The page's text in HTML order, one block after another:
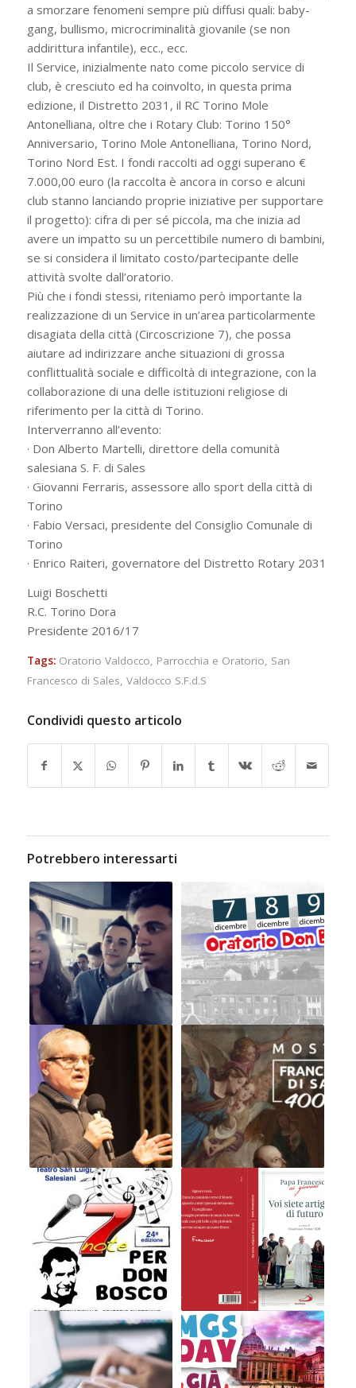
a smorzare fenomeni sempre più diffusi quali: baby-
gang, bullismo, microcriminalità giovanile (se non
addirittura infantile), ecc., ecc.
Il Service, inizialmente nato come piccolo service di
club, è cresciuto ed ha coinvolto, in questa prima
edizione, il Distretto 2031, il RC Torino Mole
Antonelliana, oltre che i Rotary Club: Torino 150°
Anniversario, Torino Mole Antonelliana, Torino Nord,
Torino Nord Est. I fondi raccolti ad oggi superano €
7.000,00 euro (la raccolta è ancora in corso e alcuni
club stanno lanciando proprie iniziative per supportare
il progetto): cifra di per sé piccola, ma che inizia ad
avere un impatto su un percettibile numero di bambini,
se si considera il limitato costo/partecipante delle
attività svolte dall’oratorio.
Più che i fondi stessi, riteniamo però importante la
realizzazione di un Service in un’area particolarmente
disagiata della città (Circoscrizione 7), che possa
aiutare ad indirizzare anche situazioni di grossa
conflittualità sociale e difficoltà di integrazione, con la
collaborazione di una delle istituzioni religiose di
riferimento per la città di Torino.
Interverranno all’evento:
· Don Alberto Martelli, direttore della comunità
salesiana S. F. di Sales
· Giovanni Ferraris, assessore allo sport della città di
Torino
· Fabio Versaci, presidente del Consiglio Comunale di
Torino
· Enrico Raiteri, governatore del Distretto Rotary 2031
Luigi Boschetti
R.C. Torino Dora
Presidente 2016/17
Tags: Oratorio Valdocco, Parrocchia e Oratorio, San
Francesco di Sales, Valdocco S.F.d.S
Condividi questo articolo
Potrebbero interessarti